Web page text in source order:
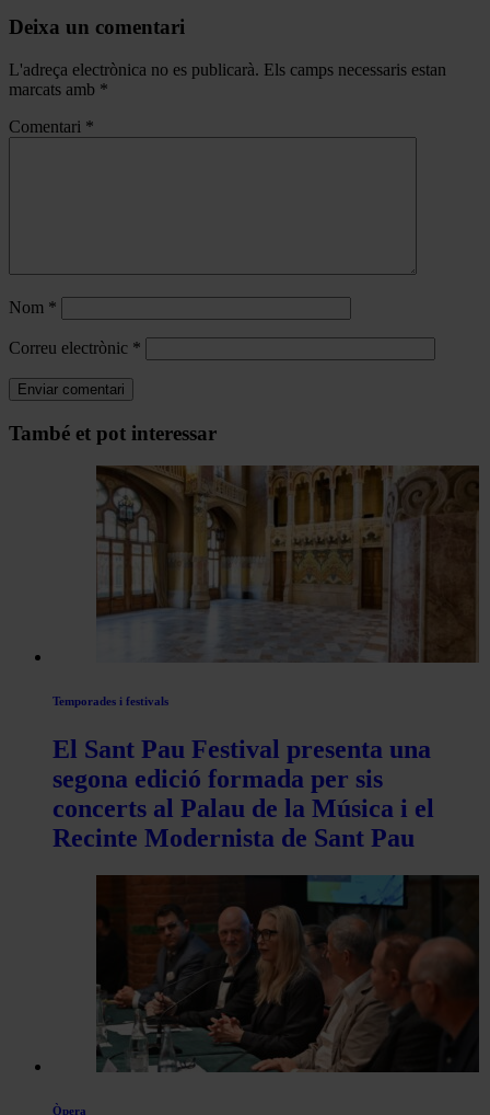
Deixa un comentari
L'adreça electrònica no es publicarà. Els camps necessaris estan
marcats amb *
Comentari *
Nom *
Correu electrònic *
Navegar
També et pot interessar
Temporades i festivals
El Sant Pau Festival presenta una
segona edició formada per sis
concerts al Palau de la Música i el
Recinte Modernista de Sant Pau
Òpera